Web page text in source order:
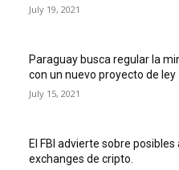
July 19, 2021
Paraguay busca regular la
con un nuevo proyecto de ley
July 15, 2021
El FBI advierte sobre
exchanges de cripto.